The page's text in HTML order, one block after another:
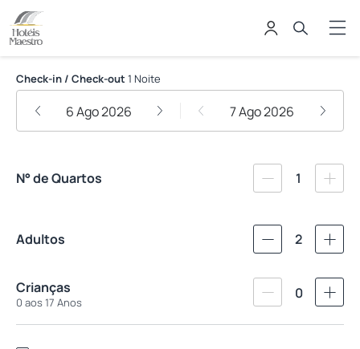
Maestro Executive Hotel
Check-in / Check-out 1 Noite
6 Ago 2026 7 Ago 2026
N° de Quartos 1
Adultos 2
Crianças
0 aos 17 Anos
0